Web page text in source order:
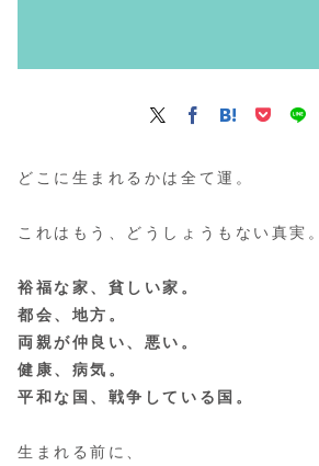
どこに生まれるかは全て運。
これはもう、どうしょうもない真実。
裕福な家、貧しい家。
都会、地方。
両親が仲良い、悪い。
健康、病気。
平和な国、戦争している国。
生まれる前に、